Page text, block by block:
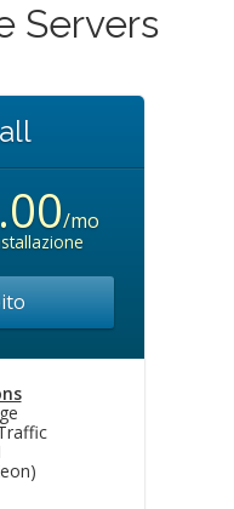
Servers
/mo